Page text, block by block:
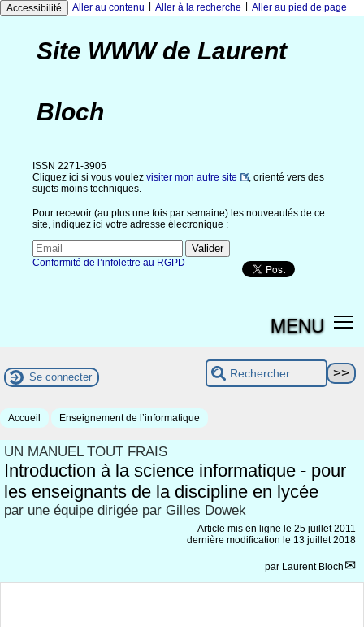
Accessibilité Aller au contenu Aller à la recherche Aller au pied de page
Site WWW de Laurent
Bloch
ISSN 2271-3905
Cliquez ici si vous voulez visiter mon autre site
, orienté vers des
sujets moins techniques.
Pour recevoir (au plus une fois par semaine) les nouveautés de ce
site, indiquez ici votre adresse électronique :
Conformité de l’infolettre au RGPD
MENU
Se connecter
Accueil Enseignement de l’informatique
UN MANUEL TOUT FRAIS
Introduction à la science informatique - pour
les enseignants de la discipline en lycée
par une équipe dirigée par Gilles Dowek
Article mis en ligne le 25 juillet 2011
dernière modification le 13 juillet 2018
par Laurent Bloch